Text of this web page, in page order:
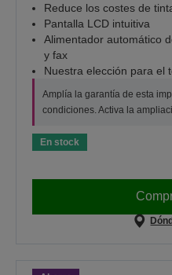
Reduce los costes de
Pantalla LCD intuitiva
Alimentador automático
y fax
Nuestra elección para el
Amplía la garantía de esta
condiciones. Activa la
En stock